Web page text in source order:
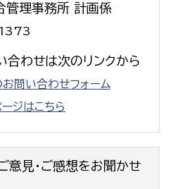
管理事務所 計画係
合わせは次のリンクから
問い合わせフォーム
ジはこちら
意見・ご感想をお聞かせ